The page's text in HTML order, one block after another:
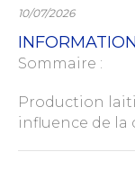
10/07/2026
Sommaire :
Production
influence de la